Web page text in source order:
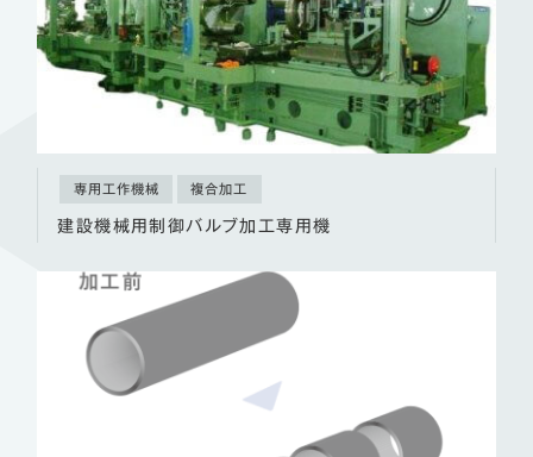
専用工作機械 複合加工
建設機械用制御バルブ加工専用機